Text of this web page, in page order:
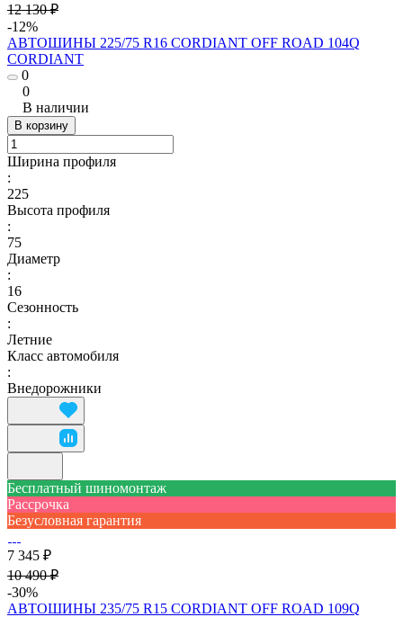
12 130 ₽
-12%
АВТОШИНЫ 225/75 R16 CORDIANT OFF ROAD 104Q
CORDIANT
0
0
В наличии
В корзину
Ширина профиля
:
225
Высота профиля
:
75
Диаметр
:
16
Сезонность
:
Летние
Класс автомобиля
:
Внедорожники
Бесплатный шиномонтаж
Рассрочка
Безусловная гарантия
7 345 ₽
10 490 ₽
-30%
АВТОШИНЫ 235/75 R15 CORDIANT OFF ROAD 109Q